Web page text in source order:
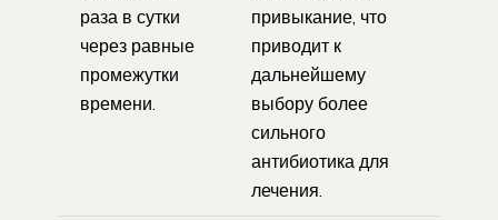
раза в сутки
через равные
промежутки
времени.
привыкание, что
приводит к
дальнейшему
выбору более
сильного
антибиотика для
лечения.